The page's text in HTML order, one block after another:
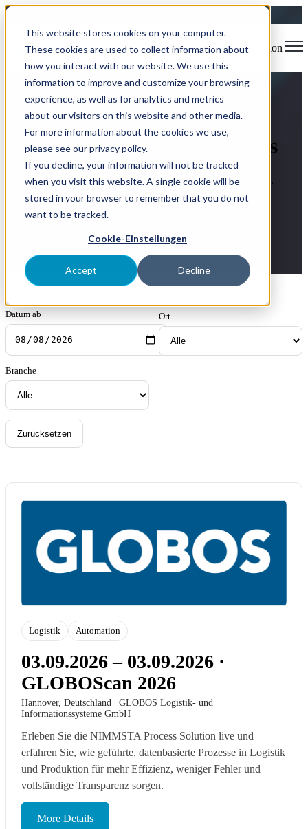
This website stores cookies on your computer.
These cookies are used to collect information about
how you interact with our website. We use this
information to improve and customize your browsing
experience, as well as for analytics and metrics
about our visitors on this website and other media.
For more information about the cookies we use,
please see our privacy policy.
If you decline, your information will not be tracked
when you visit this website. A single cookie will be
stored in your browser to remember that you do not
want to be tracked.
Cookie-Einstellungen
Accept Decline
Open main navigation
NIMMSTA Messen & Events
Messen, Webinare und Live-Demos rund um die Intralogistik.
Datum ab Ort
Branche
Zurücksetzen
Logistik Automation
03.09.2026 – 03.09.2026 ·
GLOBOScan 2026
Hannover, Deutschland | GLOBOS Logistik- und
Informationssysteme GmbH
Erleben Sie die NIMMSTA Process Solution live und
erfahren Sie, wie geführte, datenbasierte Prozesse in Logistik
und Produktion für mehr Effizienz, weniger Fehler und
vollständige Transparenz sorgen.
More Details